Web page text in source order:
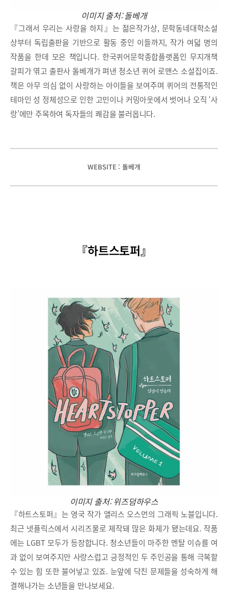
이미지 출처: 돌베개
『그래서 우리는 사랑을 하지』는 젊은작가상, 문학동네대학소설
상부터 독립출판을 기반으로 활동 중인 이들까지, 작가 여덟 명의
작품을 한데 모은 책입니다. 한국퀴어문학종합플랫폼인 무지개책
갈피가 엮고 출판사 돌베개가 펴낸 청소년 퀴어 로맨스 소설집이죠.
책은 아무 의심 없이 사랑하는 아이들을 보여주며 퀴어의 전통적인
테마인 성 정체성으로 인한 고민이나 커밍아웃에서 벗어나 오직 ‘사
랑’에만 주목하여 독자들의 쾌감을 불러옵니다.
WEBSITE : 돌베개
『하트스토퍼』
이미지 출처: 위즈덤하우스
『하트스토퍼』는 영국 작가 앨리스 오스먼의 그래픽 노블입니다.
최근 넷플릭스에서 시리즈물로 제작돼 많은 화제가 됐는데요. 작품
에는 LGBT 모두가 등장합니다. 청소년들이 마주한 멘탈 이슈를 여
과 없이 보여주지만 사랑스럽고 긍정적인 두 주인공을 통해 극복할
수 있는 힘 또한 불어넣고 있죠. 눈앞에 닥친 문제들을 성숙하게 해
결해나가는 소년들을 만나보세요.